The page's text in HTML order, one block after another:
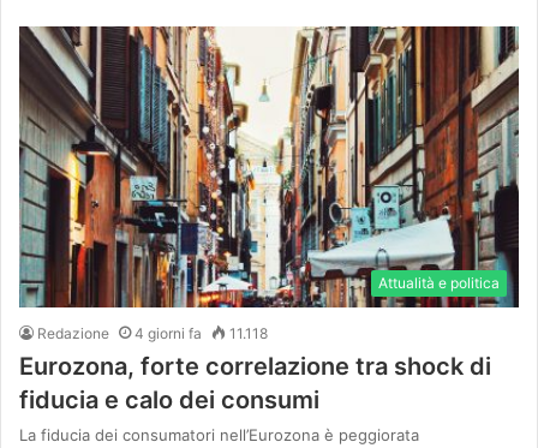
Attualità e politica
Redazione 4 giorni fa 11.118
Eurozona, forte correlazione tra shock di
fiducia e calo dei consumi
La fiducia dei consumatori nell’Eurozona è peggiorata